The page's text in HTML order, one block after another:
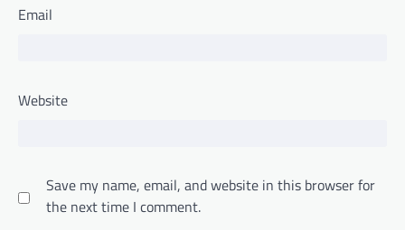
Email
Website
Save my name, email, and website in this browser for
the next time I comment.